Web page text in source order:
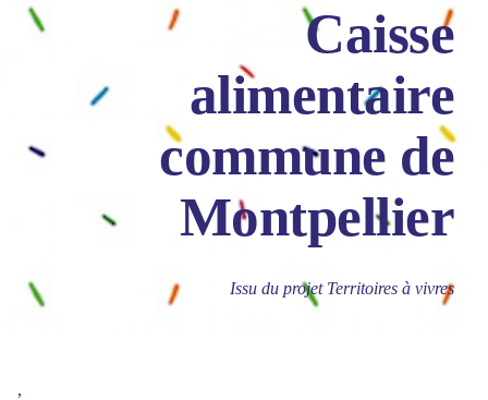
Caisse
alimentaire
commune de
Montpellier
Issu du projet Territoires à vivres
,